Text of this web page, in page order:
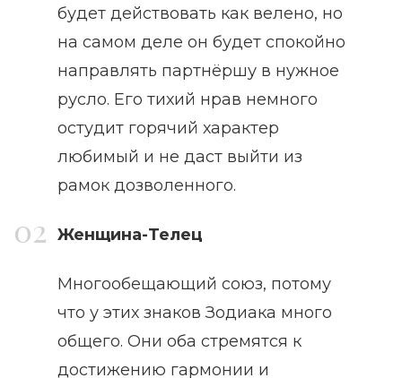
будет действовать как велено, но
на самом деле он будет спокойно
направлять партнёршу в нужное
русло. Его тихий нрав немного
остудит горячий характер
любимый и не даст выйти из
рамок дозволенного.
Женщина-Телец
Многообещающий союз, потому
что у этих знаков Зодиака много
общего. Они оба стремятся к
достижению гармонии и